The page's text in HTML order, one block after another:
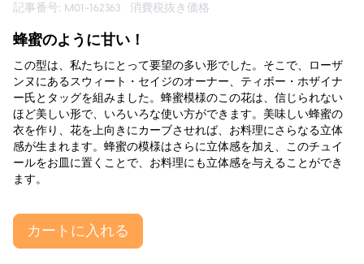
記事番号: M01-162363 消費税抜き価格
蜂蜜のように甘い！
この型は、私たちにとって要望の多い形でした。そこで、ローザ
ンヌにあるスウィート・セイジのオーナー、ティボー・ホザイナ
ー氏とタッグを組みました。蜂蜜模様のこの花は、信じられない
ほど美しい形で、いろいろな使い方ができます。美味しい蜂蜜の
衣を作り、花を上向きにカーブさせれば、お料理にさらなる立体
感が生まれます。蜂蜜の模様はさらに立体感を加え、このチュイ
ールをお皿に置くことで、お料理にも立体感を与えることができ
ます。
カートに入れる